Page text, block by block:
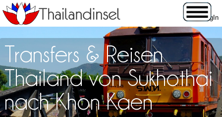
Transfers & Reisen
Thailand von Sukhothai
nach Khon Kaen